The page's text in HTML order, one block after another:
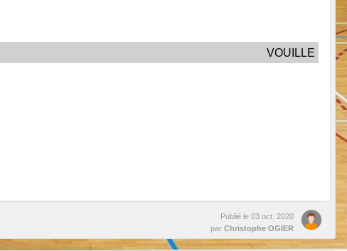
VOUILLE
Publié le 03 oct. 2020
par Christophe OGIER